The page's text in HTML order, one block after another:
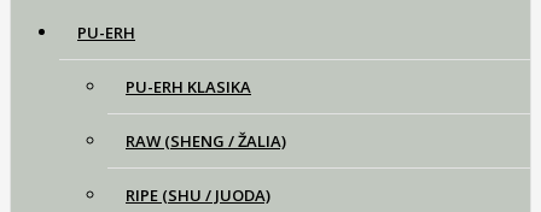
PU-ERH
PU-ERH KLASIKA
RAW (SHENG / ŽALIA)
RIPE (SHU / JUODA)